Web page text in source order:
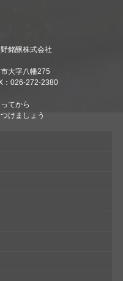
銘醸株式会社
大字八幡275
026-272-2380
てから
けましょう